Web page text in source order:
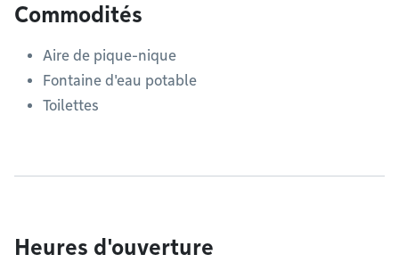
Commodités
Aire de pique-nique
Fontaine d'eau potable
Toilettes
Heures d'ouverture